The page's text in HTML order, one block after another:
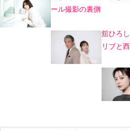
ール撮影の裏側
舘ひろ
リブと